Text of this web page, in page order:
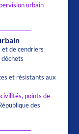
urbain
de cendriers
déchets
et résistants aux
points de
des